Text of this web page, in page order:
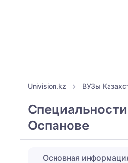
Univision.kz ВУЗы
Оспанове
Основная